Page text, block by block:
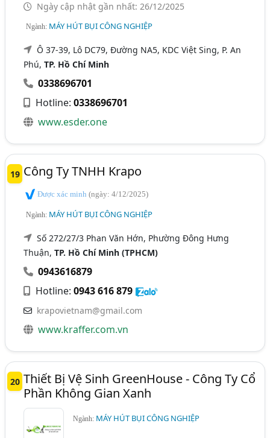
Ngày cập nhật gần nhất: 26/12/2025
Ngành: MÁY HÚT BỤI CÔNG NGHIỆP
Ô 37-39, Lô DC79, Đường NA5, KDC Việt Sing, P. An
Phú,TP. Hồ Chí Minh
0338696701
Hotline:0338696701
www.esder.one
19 Công Ty TNHH Krapo
Được xác minh(ngày: 4/12/2025)
Ngành: MÁY HÚT BỤI CÔNG NGHIỆP
Số 272/27/3 Phan Văn Hớn, Phường Đông Hưng
Thuận,TP. Hồ Chí Minh (TPHCM)
0943616879
Hotline:0943 616 879
krapovietnam@gmail.com
www.kraffer.com.vn
20 Thiết Bị Vệ Sinh GreenHouse - Công Ty Cổ
Phần Không Gian Xanh
Ngành: MÁY HÚT BỤI CÔNG NGHIỆP